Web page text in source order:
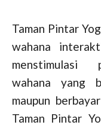
Taman Pintar
wahana
menstimulasi
wahana yang
maupun
Taman Pintar